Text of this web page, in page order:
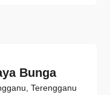
Bunga
Terengganu